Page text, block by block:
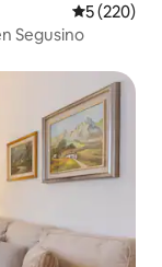
5 (220)
Segusino